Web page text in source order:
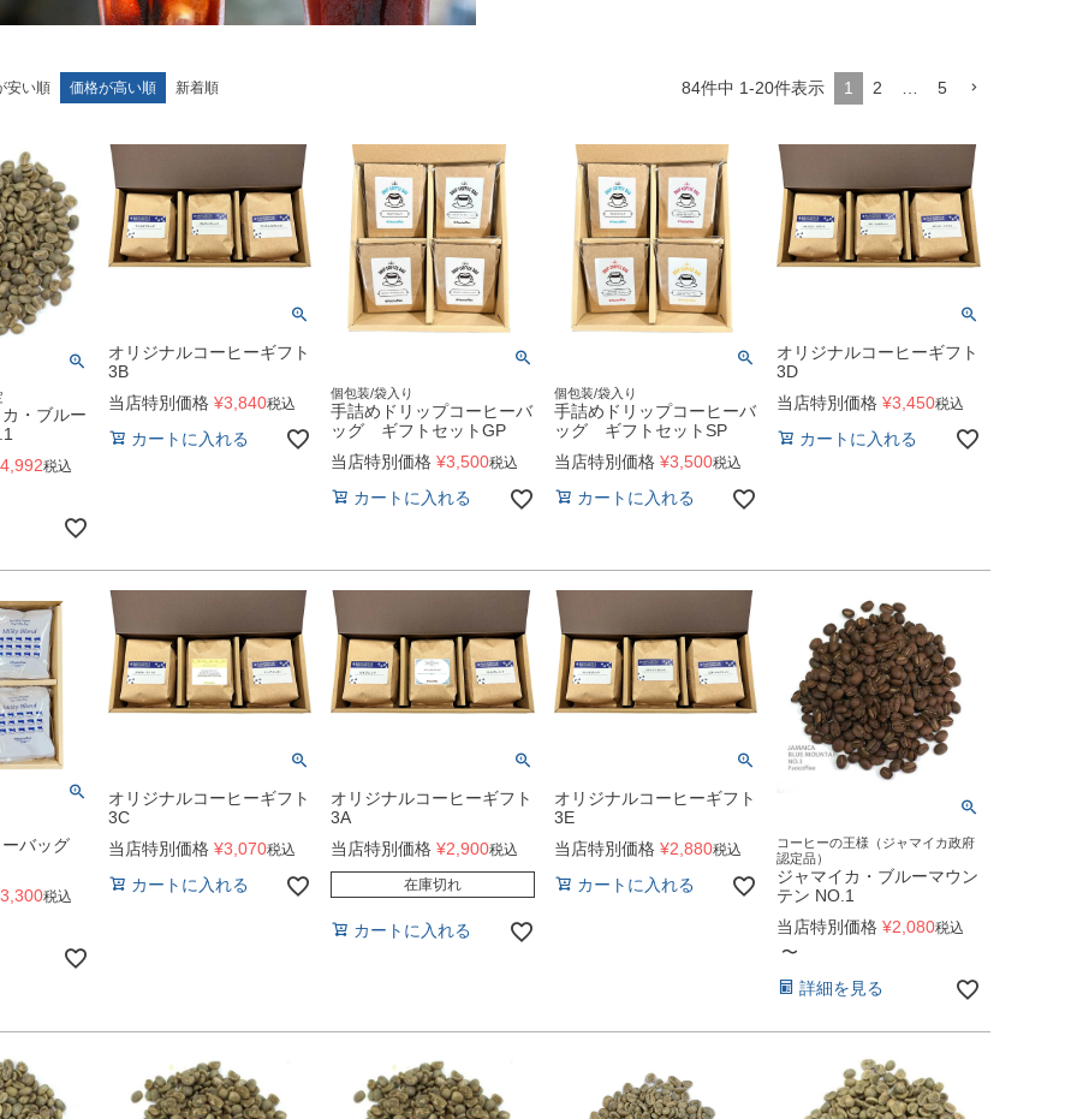
安い順 価格が高い順 新着順 84件中 1-20件表示 1 2 5
・ブルー
4,992税込
オリジナルコーヒーギフト
3B
当店特別価格 ¥3,840税込
カートに入れる
個包装/袋入り
手詰めドリップコーヒーバ
ッグ ギフトセットGP
当店特別価格 ¥3,500税込
カートに入れる
個包装/袋入り
手詰めドリップコーヒーバ
ッグ ギフトセットSP
当店特別価格 ¥3,500税込
カートに入れる
オリジナルコーヒーギフト
3D
当店特別価格 ¥3,450税込
カートに入れる
バッグ
3,300税込
オリジナルコーヒーギフト
3C
当店特別価格 ¥3,070税込
カートに入れる
オリジナルコーヒーギフト
3A
当店特別価格 ¥2,900税込
在庫切れ
カートに入れる
オリジナルコーヒーギフト
3E
当店特別価格 ¥2,880税込
カートに入れる
コーヒーの王様（ジャマイカ政府
認定品）
ジャマイカ・ブルーマウン
テン NO.1
当店特別価格 ¥2,080税込
〜
詳細を見る